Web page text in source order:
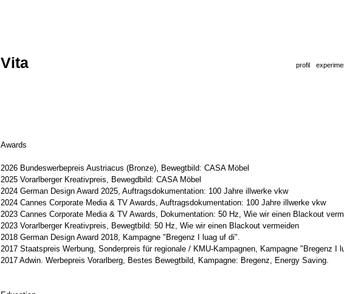
Vita profil
Awards
2026 Bundeswerbepreis Austriacus (Bronze), Bewegtbild: CASA Möbel
2025 Vorarlberger Kreativpreis, Bewegdbild: CASA Möbel
2024 German Design Award 2025, Auftragsdokumentation: 100 Jahre illwerke vkw
2024 Cannes Corporate Media & TV Awards, Auftragsdokumentation: 100 Jahre illwerke vkw
2023 Cannes Corporate Media & TV Awards, Dokumentation: 50 Hz, Wie wir einen Blackout
2023 Vorarlberger Kreativpreis, Bewegtbild: 50 Hz, Wie wir einen Blackout vermeiden
2018 German Design Award 2018, Kampagne "Bregenz I luag uf di".
2017 Staatspreis Werbung, Sonderpreis für regionale / KMU-Kampagnen, Kampagne "Bregenz I
2017 Adwin. Werbepreis Vorarlberg, Bestes Bewegtbild, Kampagne: Bregenz, Energy Saving.